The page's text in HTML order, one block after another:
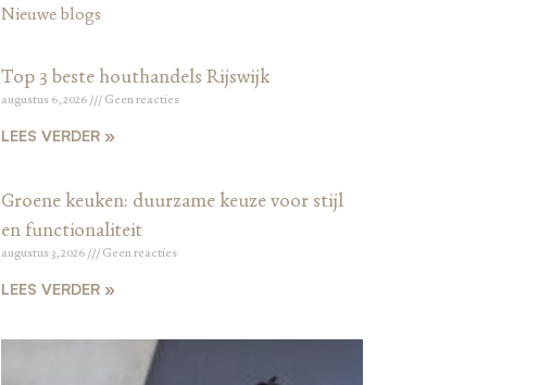
Nieuwe blogs
Top 3 beste houthandels Rijswijk
augustus 6, 2026 Geen reacties
LEES VERDER »
Groene keuken: duurzame keuze voor stijl
en functionaliteit
augustus 3, 2026 Geen reacties
LEES VERDER »